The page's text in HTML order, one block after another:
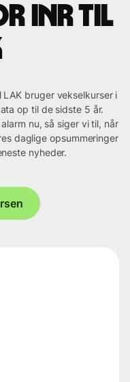
INR til
bruger vekselkurser i
op til de sidste 5 år.
nu, så siger vi til, når
daglige opsummeringer
nyheder.